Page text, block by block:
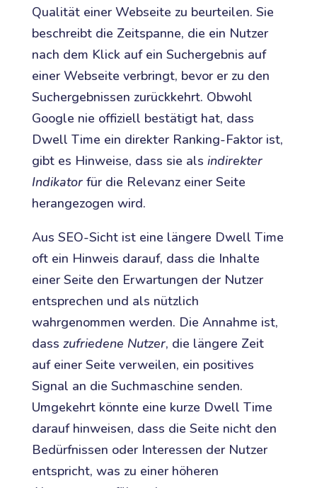
Qualität einer Webseite zu beurteilen. Sie
beschreibt die Zeitspanne, die ein Nutzer
nach dem Klick auf ein Suchergebnis auf
einer Webseite verbringt, bevor er zu den
Suchergebnissen zurückkehrt. Obwohl
Google nie offiziell bestätigt hat, dass
Dwell Time ein direkter Ranking-Faktor ist,
gibt es Hinweise, dass sie als indirekter
Indikatorfür die Relevanz einer Seite
herangezogen wird.
Aus SEO-Sicht ist eine längere Dwell Time
oft ein Hinweis darauf, dass die Inhalte
einer Seite den Erwartungen der Nutzer
entsprechen und als nützlich
wahrgenommen werden. Die Annahme ist,
dass zufriedene Nutzer, die längere Zeit
auf einer Seite verweilen, ein positives
Signal an die Suchmaschine senden.
Umgekehrt könnte eine kurze Dwell Time
darauf hinweisen, dass die Seite nicht den
Bedürfnissen oder Interessen der Nutzer
entspricht, was zu einer höheren